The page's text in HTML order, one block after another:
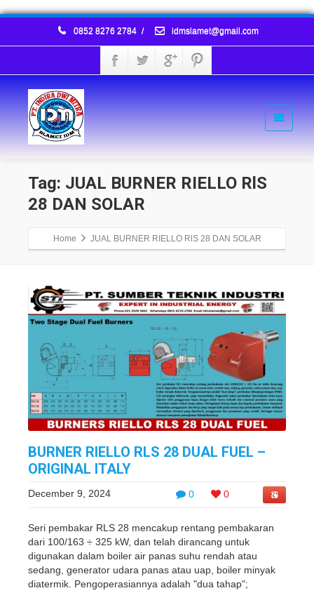
0852 8276 2784 / idmslamet@gmail.com
Tag: JUAL BURNER RIELLO RlS
28 DAN SOLAR
Home JUAL BURNER RIELLO RlS 28 DAN SOLAR
BURNER RIELLO RLS 28 DUAL FUEL –
ORIGINAL ITALY
0 0
December 9, 2024
Seri pembakar RLS 28 mencakup rentang pembakaran
dari 100/163 ÷ 325 kW, dan telah dirancang untuk
digunakan dalam boiler air panas suhu rendah atau
sedang, generator udara panas atau uap, boiler minyak
diatermik. Pengoperasiannya adalah "dua tahap";